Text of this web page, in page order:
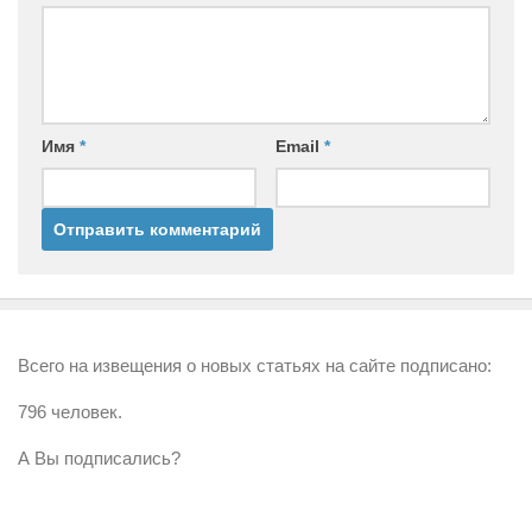
Имя * Email *
Всего на извещения о новых статьях на сайте подписано:
796 человек.
А Вы подписались?